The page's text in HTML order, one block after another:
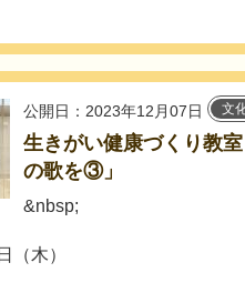
公開日：2023年12月07日 文
生きがい健康づくり教
の歌を③」
&nbsp;
（木）